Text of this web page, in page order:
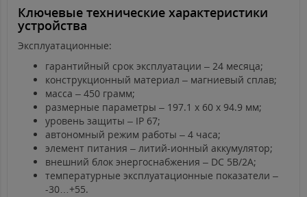
Ключевые технические характеристики
устройства
Эксплуатационные:
гарантийный срок эксплуатации – 24 месяца;
конструкционный материал – магниевый сплав;
масса – 450 грамм;
размерные параметры – 197.1 х 60 х 94.9 мм;
уровень защиты – IP 67;
автономный режим работы – 4 часа;
элемент питания – литий-ионный аккумулятор;
внешний блок энергоснабжения – DC 5B/2A;
температурные эксплуатационные показатели –
-30…+55.